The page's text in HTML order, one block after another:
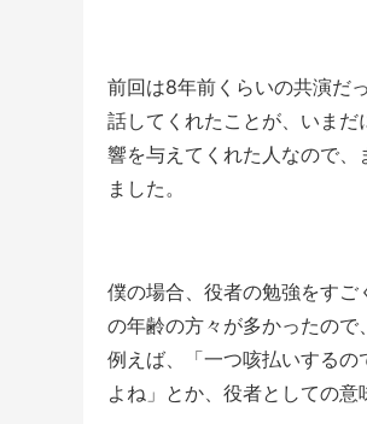
前回は8年前くらいの共演だ
話してくれたことが、いま
響を与えてくれた人なので
ました。
僕の場合、役者の勉強をす
の年齢の方々が多かったので
例えば、「一つ咳払いするの
よね」とか、役者としての意